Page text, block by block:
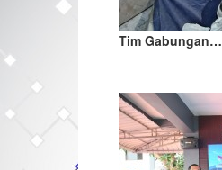
Tim Gabungan…